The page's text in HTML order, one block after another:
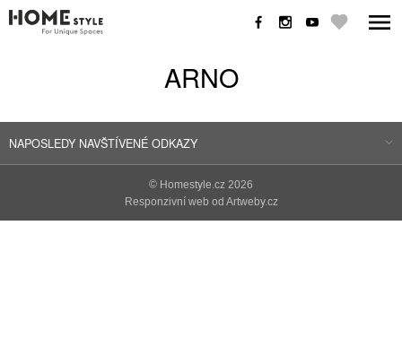
ARNO
NAPOSLEDY NAVŠTÍVENÉ ODKAZY
© Homestyle.cz 2026
Responzivní web od Artweby.cz